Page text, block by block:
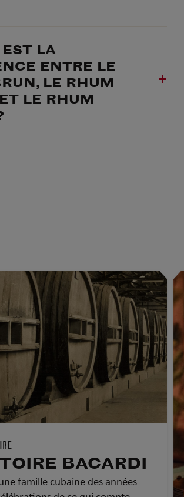
LA
ENTRE LE
LE RHUM
LE RHUM
BACARDI
famille cubaine des années